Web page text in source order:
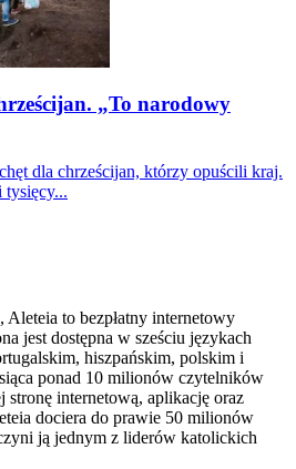
„To narodowy
dla chrześcijan, którzy opuścili kraj.
tysięcy...
to bezpłatny internetowy
jest dostępna w sześciu językach
hiszpańskim, polskim i
ponad 10 milionów czytelników
stronę internetową, aplikację oraz
dociera do prawie 50 milionów
ją jednym z liderów katolickich